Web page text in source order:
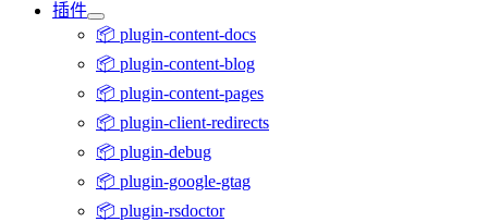
插件
📦 plugin-content-docs
📦 plugin-content-blog
📦 plugin-content-pages
📦 plugin-client-redirects
📦 plugin-debug
📦 plugin-google-gtag
📦 plugin-rsdoctor